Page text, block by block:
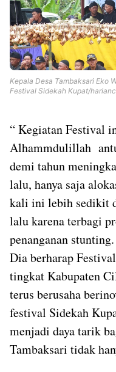
Kepala Desa Tambaksari Eko
Festival Sidekah Kupat/
“ Kegiatan Festival
Alhammdulillah
demi tahun
lalu, hanya saja
kali ini lebih sedikit
lalu karena terbagi
penanganan stunting.
Dia berharap
tingkat Kabupaten
terus berusaha
festival Sidekah
menjadi daya tarik
Tambaksari tidak